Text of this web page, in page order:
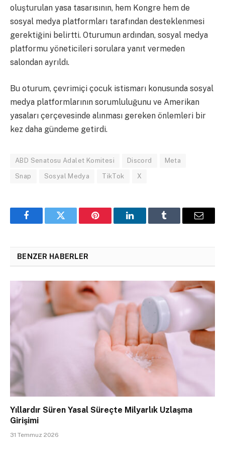
oluşturulan yasa tasarısının, hem Kongre hem de
sosyal medya platformları tarafından desteklenmesi
gerektiğini belirtti. Oturumun ardından, sosyal medya
platformu yöneticileri sorulara yanıt vermeden
salondan ayrıldı.
Bu oturum, çevrimiçi çocuk istismarı konusunda sosyal
medya platformlarının sorumluluğunu ve Amerikan
yasaları çerçevesinde alınması gereken önlemleri bir
kez daha gündeme getirdi.
ABD Senatosu Adalet Komitesi Discord Meta
Snap Sosyal Medya TikTok X
FacebookTwitter Pinterest LinkedInTumblr Email
BENZER HABERLER
Yıllardır Süren Yasal Süreçte Milyarlık Uzlaşma
Girişimi
31 Temmuz 2026